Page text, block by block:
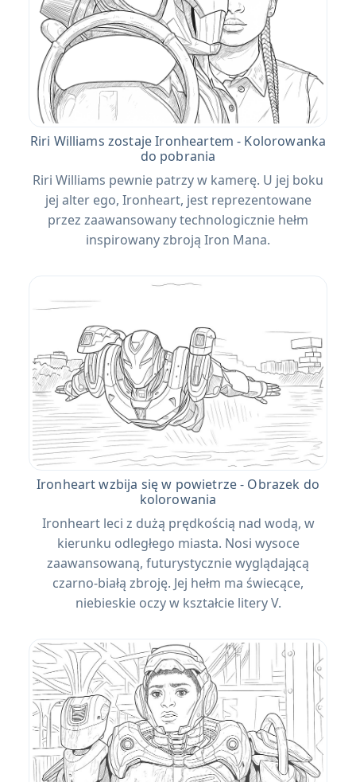
Riri Williams zostaje Ironheartem - Kolorowanka
do pobrania
Riri Williams pewnie patrzy w kamerę. U jej boku
jej alter ego, Ironheart, jest reprezentowane
przez zaawansowany technologicznie hełm
inspirowany zbroją Iron Mana.
Ironheart wzbija się w powietrze - Obrazek do
kolorowania
Ironheart leci z dużą prędkością nad wodą, w
kierunku odległego miasta. Nosi wysoce
zaawansowaną, futurystycznie wyglądającą
czarno-białą zbroję. Jej hełm ma świecące,
niebieskie oczy w kształcie litery V.